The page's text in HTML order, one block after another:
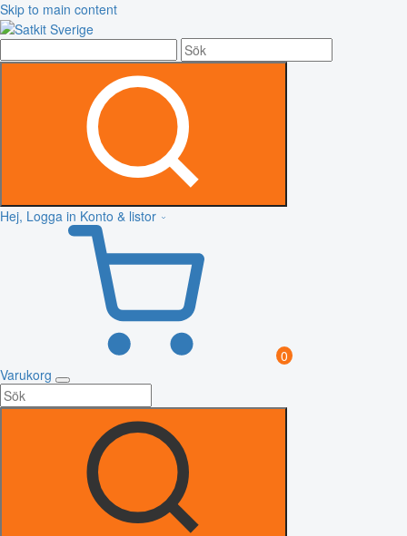
Skip to main content
Hej, Logga in Konto & listor
0
Varukorg